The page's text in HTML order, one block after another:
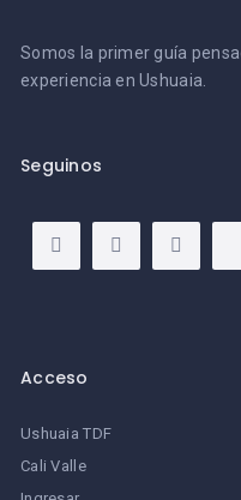
Somos la primer guía
experiencia en Ushuaia.
Seguinos
Acceso
Ushuaia TDF
Cali Valle